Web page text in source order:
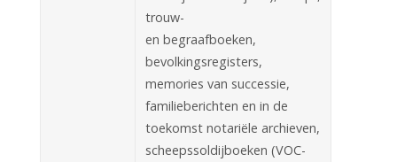
trouw-
en begraafboeken,
bevolkingsregisters,
memories van successie,
familieberichten en in de
toekomst notariële archieven,
scheepssoldijboeken (VOC-